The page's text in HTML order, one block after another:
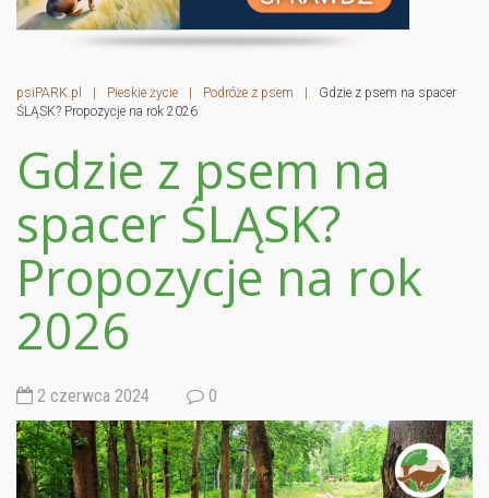
psiPARK.pl | Pieskie życie | Podróże z psem |
Gdzie z psem na spacer
ŚLĄSK? Propozycje na rok 2026
Gdzie z psem na
spacer ŚLĄSK?
Propozycje na rok
2026
2 czerwca 2024 0